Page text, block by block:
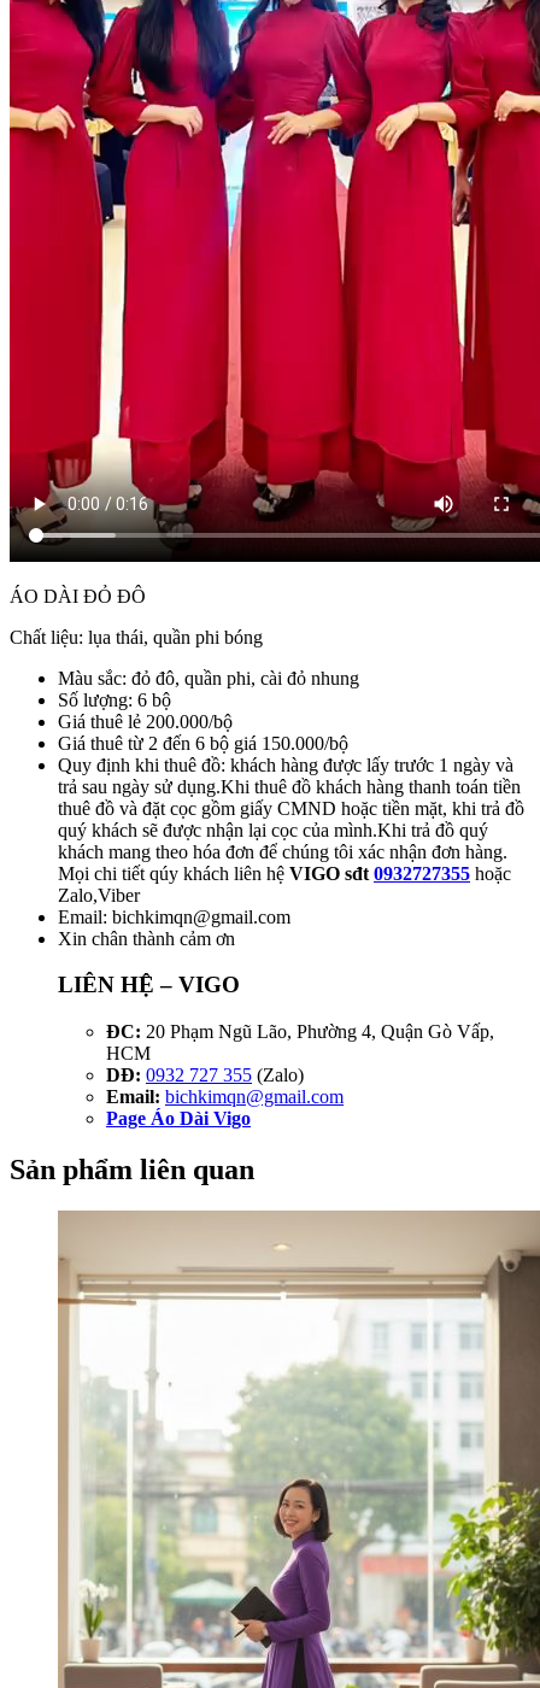
ÁO DÀI ĐỎ ĐÔ
Chất liệu: lụa thái, quần phi bóng
Màu sắc: đỏ đô, quần phi, cài đỏ nhung
Số lượng: 6 bộ
Giá thuê lẻ 200.000/bộ
Giá thuê từ 2 đến 6 bộ giá 150.000/bộ
Quy định khi thuê đồ: khách hàng được lấy trước 1 ngày và
trả sau ngày sử dụng.Khi thuê đồ khách hàng thanh toán tiền
thuê đồ và đặt cọc gồm giấy CMND hoặc tiền mặt, khi trả đồ
quý khách sẽ được nhận lại cọc của mình.Khi trả đồ quý
khách mang theo hóa đơn để chúng tôi xác nhận đơn hàng.
Mọi chi tiết qúy khách liên hệ VIGO sđt 0932727355 hoặc
Zalo,Viber
Email: bichkimqn@gmail.com
Xin chân thành cảm ơn
LIÊN HỆ – VIGO
ĐC: 20 Phạm Ngũ Lão, Phường 4, Quận Gò Vấp,
HCM
DĐ: 0932 727 355 (Zalo)
Email: bichkimqn@gmail.com
Page Áo Dài Vigo
Sản phẩm liên quan